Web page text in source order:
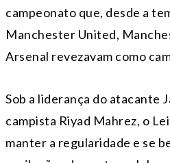
campeonato que, desde a
Manchester United,
Arsenal revezavam como
Sob a liderança do atacante
campista Riyad Mahrez, o
manter a regularidade e se